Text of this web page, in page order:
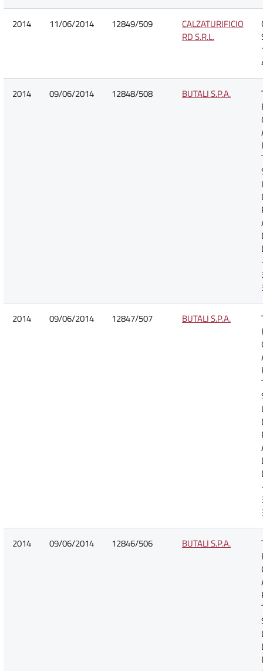
2014 11/06/2014 12849/509
CALZATURIFICIO
RD S.R.L.
2014 09/06/2014 12848/508 BUTALI S.P.A.
2014 09/06/2014 12847/507 BUTALI S.P.A.
2014 09/06/2014 12846/506 BUTALI S.P.A.